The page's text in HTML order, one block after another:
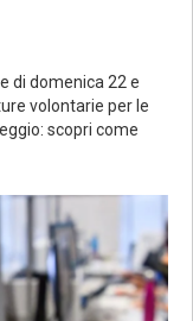
di domenica 22 e
volontarie per le
scopri come